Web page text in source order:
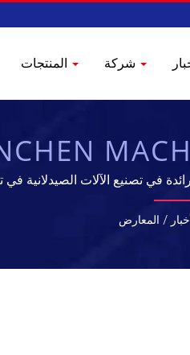
/ المعارض